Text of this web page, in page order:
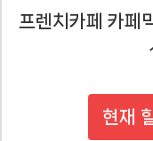
프렌치카페 카페
현재